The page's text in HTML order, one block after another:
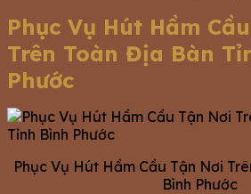
Phục Vụ Hút Hầm
Trên Toàn Địa Bàn
Phước
Phục Vụ Hút Hầm Cầu Tận Nơi
Bình Phước